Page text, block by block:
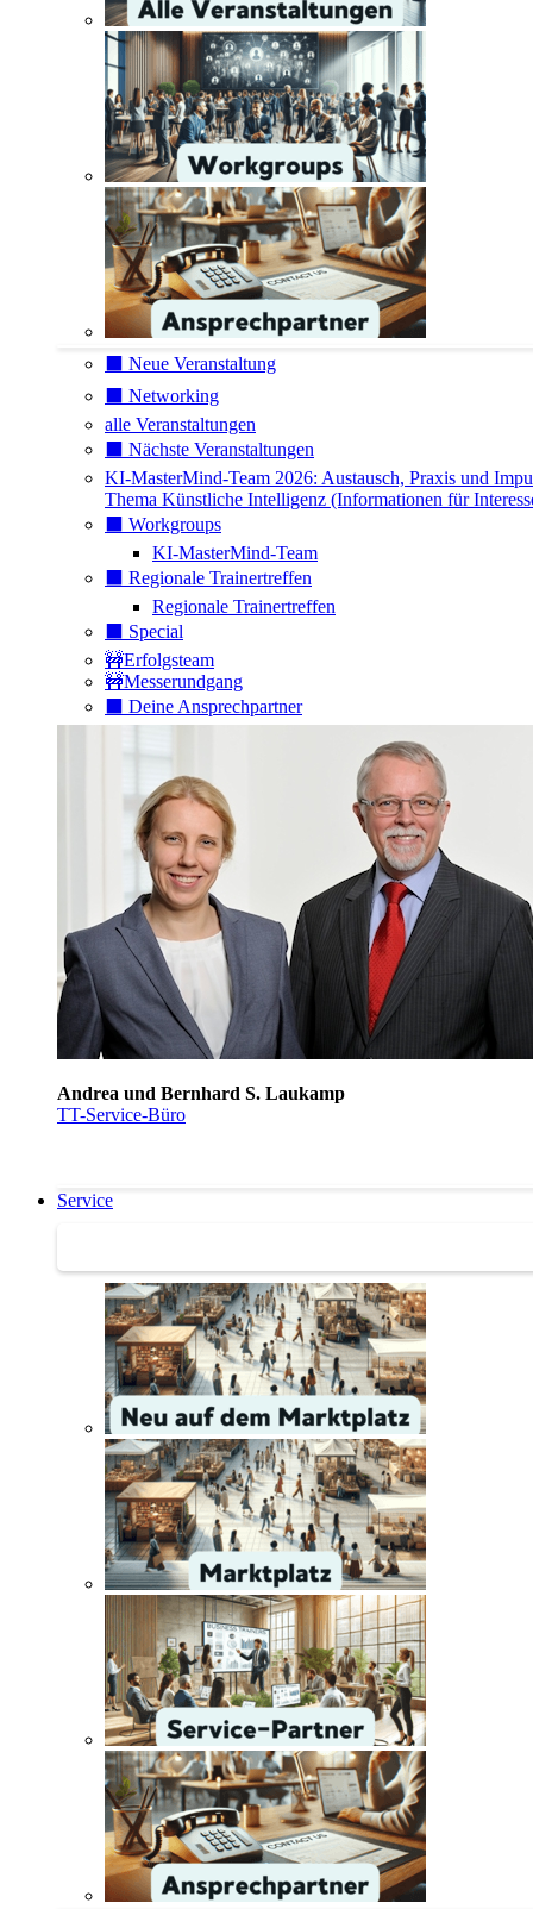
⬛️ Neue Veranstaltung
⬛️ Networking
alle Veranstaltungen
⬛️ Nächste Veranstaltungen
KI-MasterMind-Team 2026: Austausch, Praxis und
Thema Künstliche Intelligenz (Informationen für
⬛️ Workgroups
KI-MasterMind-Team
⬛️ Regionale Trainertreffen
Regionale Trainertreffen
⬛️ Special
🚧Erfolgsteam
🚧Messerundgang
⬛️ Deine Ansprechpartner
Andrea und Bernhard S. Laukamp
TT-Service-Büro
Service